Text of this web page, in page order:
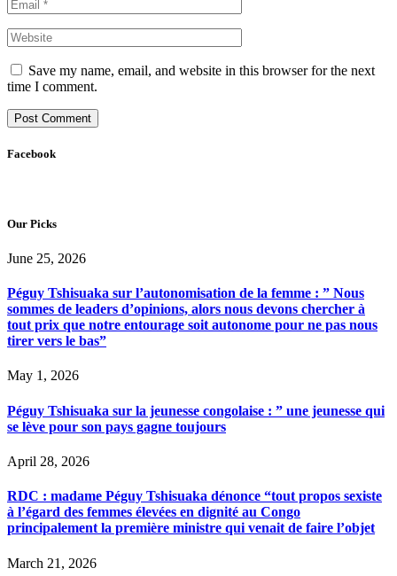
Save my name, email, and website in this browser for the next
time I comment.
Facebook
Our Picks
June 25, 2026
Péguy Tshisuaka sur l’autonomisation de la femme : ” Nous
sommes de leaders d’opinions, alors nous devons chercher à
tout prix que notre entourage soit autonome pour ne pas nous
tirer vers le bas”
May 1, 2026
Péguy Tshisuaka sur la jeunesse congolaise : ” une jeunesse qui
se lève pour son pays gagne toujours
April 28, 2026
RDC : madame Péguy Tshisuaka dénonce “tout propos sexiste
à l’égard des femmes élevées en dignité au Congo
principalement la première ministre qui venait de faire l’objet
March 21, 2026